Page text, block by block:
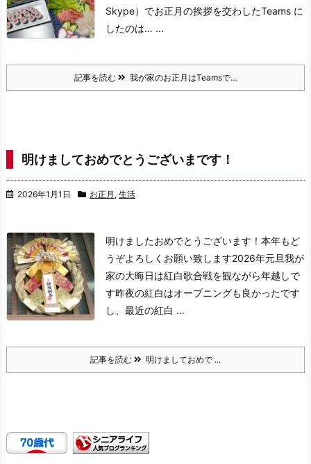
Skype）でお正月の挨拶を交わしたTeams に
したのは… ...
記事を読む 我が家のお正月はTeamsで…
明けましておめでとうございまです！
2026年1月1日 お正月 , 生活
明けましたおめでとうございます！ 本年もど
うぞよろしくお願い致します2026年元旦我が
家の大晦日は紅白歌合戦を観ながら年越しで
す昨夜の紅白はオープニングも良かったです
し、最近の紅白 ...
記事を読む 明けましておめで ...